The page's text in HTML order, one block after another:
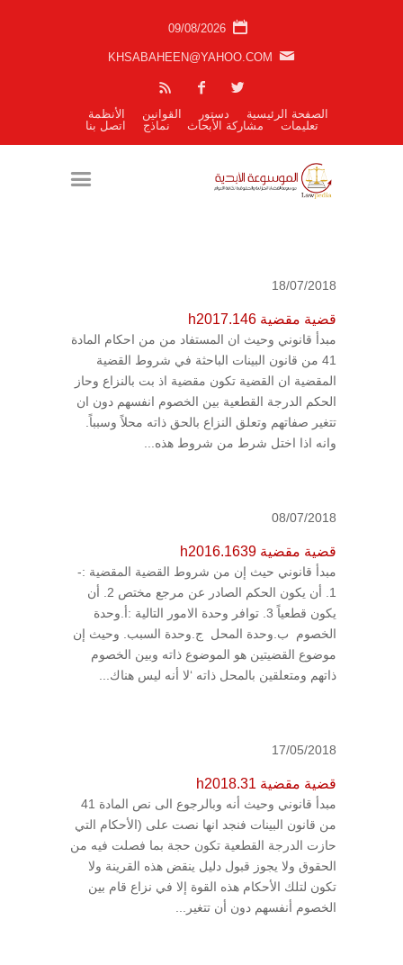
09/08/2026
KHSABAHEEN@YAHOO.COM
الصفحة الرئيسية دستور القوانين
الأنظمة
تعليمات
مشاركة الأبحاث نماذج اتصل بنا
18/07/2018
قضية مقضية h2017.146
مبدأ قانوني وحيث ان المستفاد من من احكام المادة
41 من قانون البينات الباحثة في شروط القضية
المقضية ان القضية تكون مقضية اذ بت بالنزاع وحاز
الحكم الدرجة القطعية بين الخصوم انفسهم دون ان
تتغير صفاتهم وتعلق النزاع بالحق ذاته محلاً وسبباً.
وانه اذا اختل شرط من شروط هذه...
08/07/2018
قضية مقضية h2016.1639
مبدأ قانوني حيث إن من شروط القضية المقضية :-
1. أن يكون الحكم الصادر عن مرجع مختص 2. أن
يكون قطعياً 3. توافر وحدة الامور التالية :أ.وحدة
الخصوم ب.وحدة المحل ج.وحدة السبب. وحيث إن
موضوع القضيتين هو الموضوع ذاته وبين الخصوم
ذاتهم ومتعلقين بالمحل ذاته ‘لا أنه ليس هناك...
17/05/2018
قضية مقضية h2018.31
مبدأ قانوني وحيث أنه وبالرجوع الى نص المادة 41
من قانون البينات فنجد انها نصت على (الأحكام التي
حازت الدرجة القطعية تكون حجة بما فصلت فيه من
الحقوق ولا يجوز قبول دليل ينقض هذه القرينة ولا
تكون لتلك الأحكام هذه القوة إلا في نزاع قام بين
الخصوم أنفسهم دون أن تتغير...